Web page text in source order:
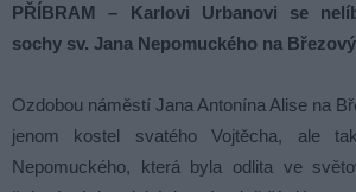
PŘÍBRAM – Karlovi Urbanovi se
sochy sv. Jana Nepomuckého na
Ozdobou náměstí Jana Antonína Alise na
jenom kostel svatého Vojtěcha, ale
Nepomuckého, která byla odlita ve